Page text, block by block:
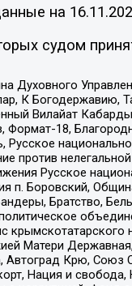
на
судом
Духовного
К Богодержавию,
Вилайат
Формат-18,
против
Русское
п. Боровский,
Братство,
Матери
Крю, Союз
Нация и